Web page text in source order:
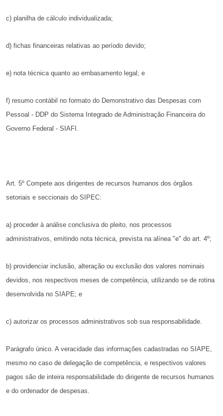
c) planilha de cálculo individualizada;
d) fichas financeiras relativas ao período devido;
e) nota técnica quanto ao embasamento legal; e
f) resumo contábil no formato do Demonstrativo das Despesas com
Pessoal - DDP do Sistema Integrado de Administração Financeira do
Governo Federal - SIAFI.
Art. 5º Compete aos dirigentes de recursos humanos dos órgãos
setoriais e seccionais do SIPEC:
a) proceder à análise conclusiva do pleito, nos processos
administrativos, emitindo nota técnica, prevista na alínea "e" do art. 4º;
b) providenciar inclusão, alteração ou exclusão dos valores nominais
devidos, nos respectivos meses de competência, utilizando se de rotina
desenvolvida no SIAPE; e
c) autorizar os processos administrativos sob sua responsabilidade.
Parágrafo único. A veracidade das informações cadastradas no SIAPE,
mesmo no caso de delegação de competência, e respectivos valores
pagos são de inteira responsabilidade do dirigente de recursos humanos
e do ordenador de despesas.